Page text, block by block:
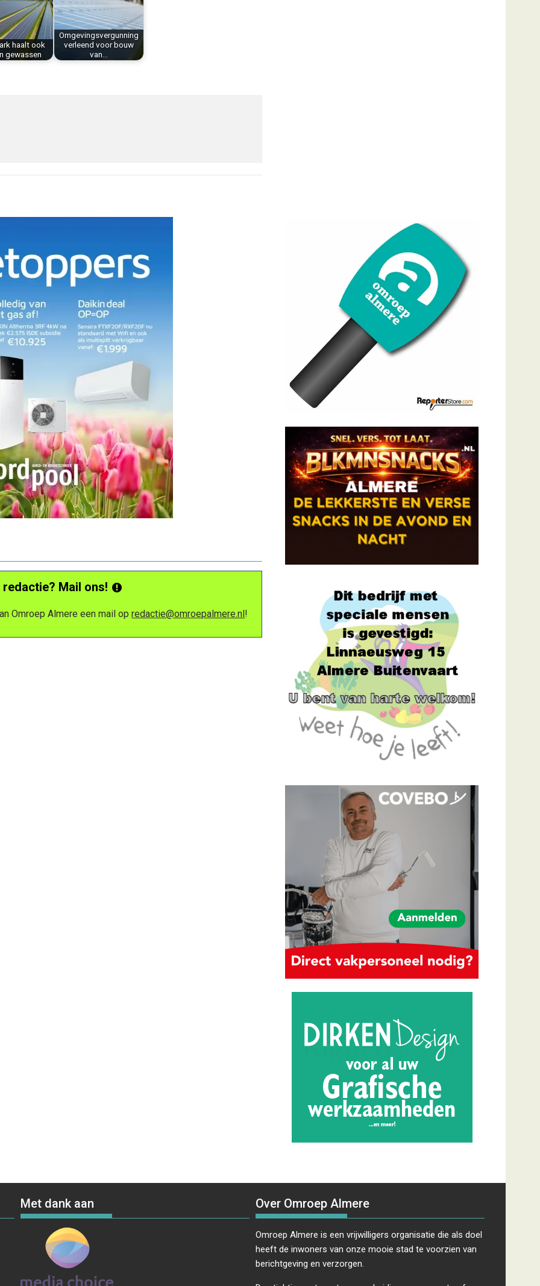
haalt ook
gewassen
Omgevingsvergunning
verleend voor bouw
van…
Mail ons!
Omroep Almere een mail opredactie@omroepalmere.nl!
Met dank aan Over Omroep Almere
Omroep Almere is een vrijwilligers organisatie die als doel
heeft de inwoners van onze mooie stad te voorzien van
berichtgeving en verzorgen.